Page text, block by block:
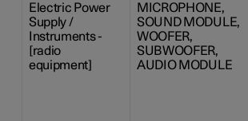
Electric Power
Supply /
Instruments -
[radio
equipment]
MICROPHONE,
SOUND MODULE,
WOOFER,
SUBWOOFER,
AUDIO MODULE